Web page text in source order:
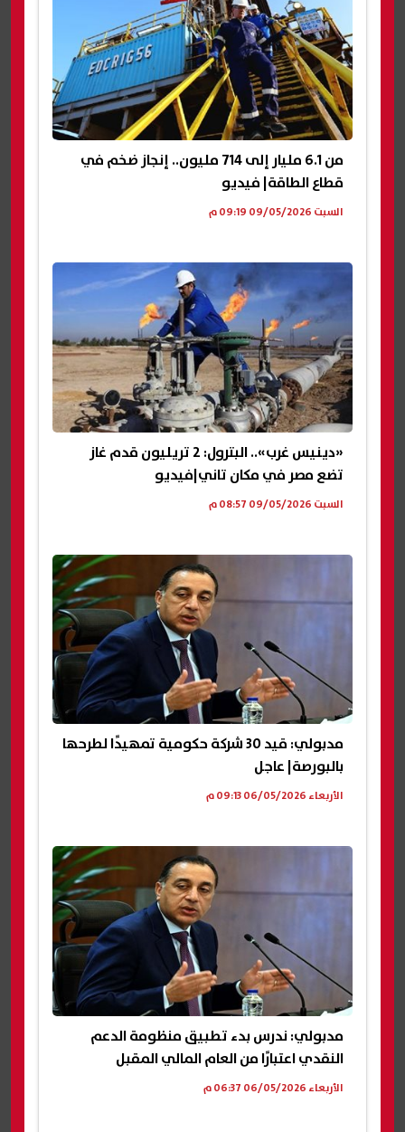
من 6.1 مليار إلى 714 مليون.. إنجاز ضخم في
قطاع الطاقة| فيديو
السبت 09/05/2026 09:19 م
«دينيس غرب».. البترول: 2 تريليون قدم غاز
تضع مصر في مكان تاني|فيديو
السبت 09/05/2026 08:57 م
مدبولي: قيد 30 شركة حكومية تمهيدًا لطرحها
بالبورصة| عاجل
الأربعاء 06/05/2026 09:13 م
مدبولي: ندرس بدء تطبيق منظومة الدعم
النقدي اعتبارًا من العام المالي المقبل
الأربعاء 06/05/2026 06:37 م